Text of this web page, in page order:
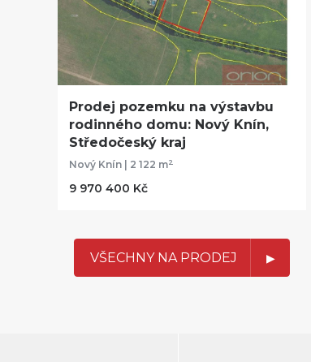
Prodej pozemku na výstavbu
rodinného domu: Nový Knín,
Středočeský kraj
Nový Knín | 2 122 m2
9 970 400 Kč
VŠECHNY NA PRODEJ